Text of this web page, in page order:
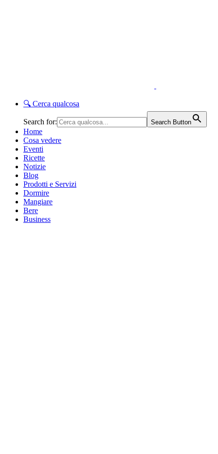
🔍 Cerca qualcosa
Search for: Search Button
Home
Cosa vedere
Eventi
Ricette
Notizie
Blog
Prodotti e Servizi
Dormire
Mangiare
Bere
Business